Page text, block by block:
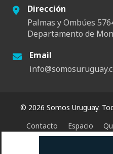
Dirección
Palmas y Ombúes
Departamento de
Email
© 2026 Somos Uruguay.
Contacto
Espacio